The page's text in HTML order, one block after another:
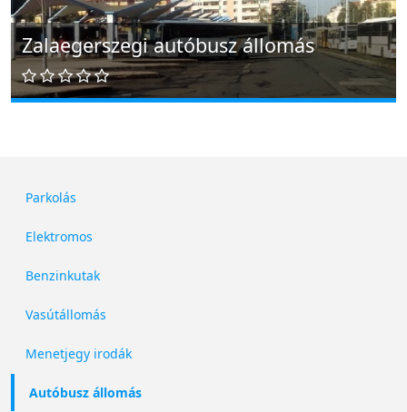
Zalaegerszegi autóbusz állomás
Parkolás
Elektromos
Benzinkutak
Vasútállomás
Menetjegy irodák
Autóbusz állomás